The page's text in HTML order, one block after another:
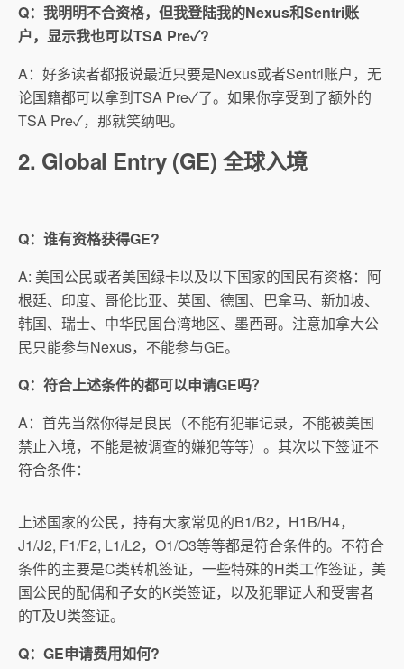
Q：我明明不合资格，但我登陆我的Nexus和Sentri账
户，显示我也可以TSA Pre✓?
A：好多读者都报说最近只要是Nexus或者Sentri账户，无
论国籍都可以拿到TSA Pre✓了。如果你享受到了额外的
TSA Pre✓，那就笑纳吧。
2. Global Entry (GE) 全球入境
Q：谁有资格获得GE?
A: 美国公民或者美国绿卡以及以下国家的国民有资格：阿
根廷、印度、哥伦比亚、英国、德国、巴拿马、新加坡、
韩国、瑞士、中华民国台湾地区、墨西哥。注意加拿大公
民只能参与Nexus，不能参与GE。
Q：符合上述条件的都可以申请GE吗？
A：首先当然你得是良民（不能有犯罪记录，不能被美国
禁止入境，不能是被调查的嫌犯等等）。其次以下签证不
符合条件：
上述国家的公民，持有大家常见的B1/B2，H1B/H4，
J1/J2, F1/F2, L1/L2，O1/O3等等都是符合条件的。不符合
条件的主要是C类转机签证，一些特殊的H类工作签证，美
国公民的配偶和子女的K类签证，以及犯罪证人和受害者
的T及U类签证。
Q：GE申请费用如何?